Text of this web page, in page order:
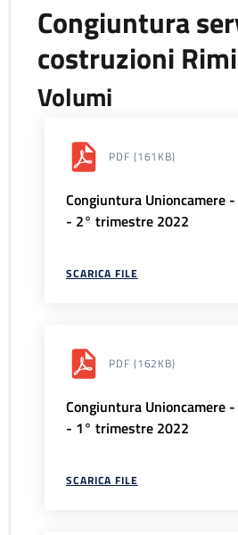
Congiuntura
costruzioni
Volumi
PDF (161KB)
Congiuntura Unioncamere
- 2° trimestre 2022
SCARICA FILE
PDF (162KB)
Congiuntura Unioncamere
- 1° trimestre 2022
SCARICA FILE